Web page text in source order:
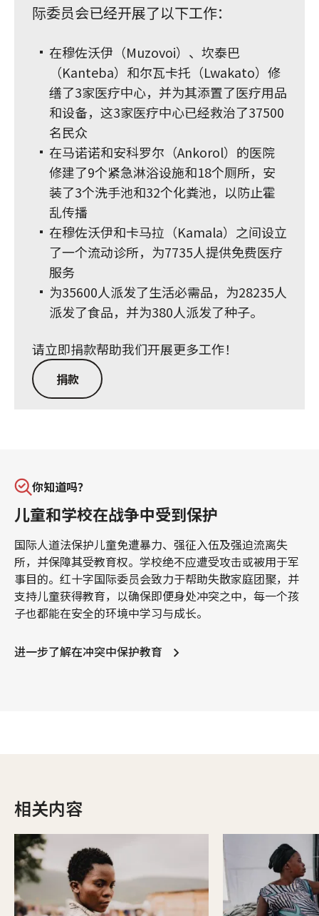
际委员会已经开展了以下工作：
在穆佐沃伊（Muzovoi）、坎泰巴
（Kanteba）和尔瓦卡托（Lwakato）修
缮了3家医疗中心，并为其添置了医疗用品
和设备，这3家医疗中心已经救治了37500
名民众
在马诺诺和安科罗尔（Ankorol）的医院
修建了9个紧急淋浴设施和18个厕所，安
装了3个洗手池和32个化粪池，以防止霍
乱传播
在穆佐沃伊和卡马拉（Kamala）之间设立
了一个流动诊所，为7735人提供免费医疗
服务
为35600人派发了生活必需品，为28235人
派发了食品，并为380人派发了种子。
请立即捐款帮助我们开展更多工作！
捐款
你知道吗？
儿童和学校在战争中受到保护
国际人道法保护儿童免遭暴力、强征入伍及强迫流离失
所，并保障其受教育权。学校绝不应遭受攻击或被用于军
事目的。红十字国际委员会致力于帮助失散家庭团聚，并
支持儿童获得教育，以确保即便身处冲突之中，每一个孩
子也都能在安全的环境中学习与成长。
进一步了解在冲突中保护教育
相关内容